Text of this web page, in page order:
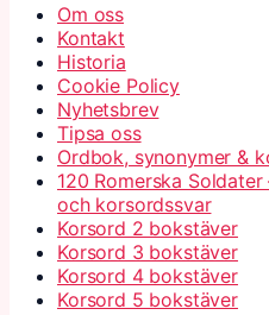
Om oss
Kontakt
Historia
Cookie Policy
Nyhetsbrev
Tipsa oss
Ordbok, synonymer &
120 Romerska
och korsordssvar
Korsord 2 bokstäver
Korsord 3 bokstäver
Korsord 4 bokstäver
Korsord 5 bokstäver